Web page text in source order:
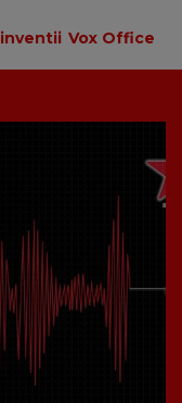
inventii Vox Office